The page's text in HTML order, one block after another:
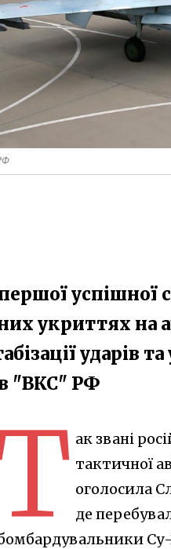
успішної
укриттях на
ударів
"ВКС" РФ
ак звані
тактичної
оголосила
де
Су-